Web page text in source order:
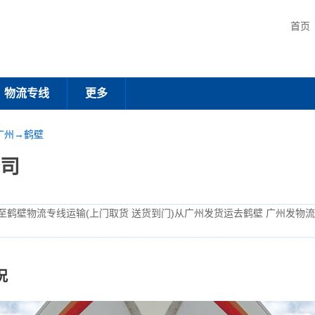
首页
物流专线 更多
州→鹤壁
鹤壁物流专线运输(上门取货 送货到门)从广州发货运去鹤壁 广州发物